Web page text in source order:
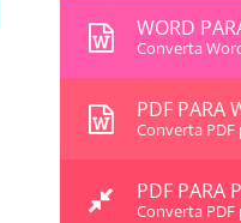
WORD
Converta
PDF PARA
Converta PDF
PDF PARA
Converta PDF